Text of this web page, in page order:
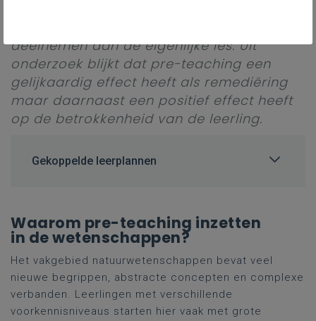
deelnemen aan de eigenlijke les. Uit
onderzoek blijkt dat pre-teaching een
gelijkaardig effect heeft als remediëring
maar daarnaast een positief effect heeft
op de betrokkenheid van de leerling.
Gekoppelde leerplannen
Waarom pre-teaching inzetten
in de wetenschappen?
Het vakgebied natuurwetenschappen bevat veel
nieuwe begrippen, abstracte concepten en complexe
verbanden. Leerlingen met verschillende
voorkennisniveaus starten hier vaak met grote